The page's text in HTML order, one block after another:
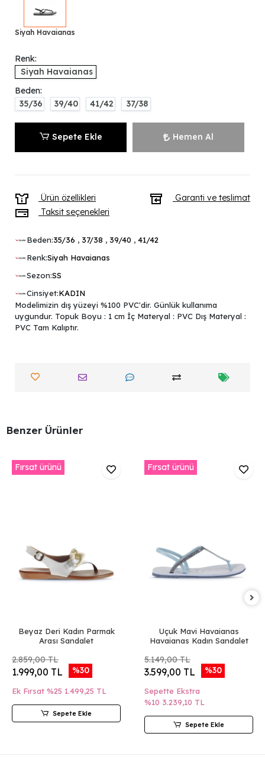
Siyah Havaianas
Renk:
Siyah Havaianas
Beden:
35/36
39/40 41/42 37/38
Sepete Ekle Hemen Al
Ürün özellikleri
Garanti ve teslimat
Taksit seçenekleri
Beden:35/36 , 37/38 , 39/40 , 41/42
Renk:Siyah Havaianas
Sezon:SS
Cinsiyet:KADIN
Modelimizin dış yüzeyi %100 PVC'dir. Günlük kullanıma
uygundur. Topuk Boyu : 1 cm İç Materyal : PVC Dış Materyal :
PVC Tam Kalıptır.
Benzer Ürünler
Fırsat ürünü
Beyaz Deri Kadın Parmak
Arası Sandalet
2.859,00 TL
1.999,00 TL %30
Ek Fırsat %25 1.499,25 TL
Sepete Ekle
Fırsat ürünü
Uçuk Mavi Havaianas
Havaianas Kadın Sandalet
5.149,00 TL
3.599,00 TL %30
Sepette Ekstra
%10 3.239,10 TL
Sepete Ekle